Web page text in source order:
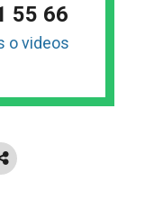
55 66
o videos